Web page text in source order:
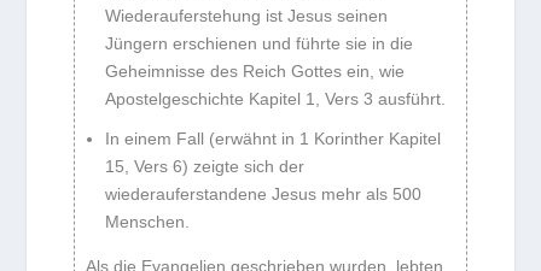
Wiederauferstehung ist Jesus seinen
Jüngern erschienen und führte sie in die
Geheimnisse des Reich Gottes ein, wie
Apostelgeschichte Kapitel 1, Vers 3 ausführt.
In einem Fall (erwähnt in 1 Korinther Kapitel
15, Vers 6) zeigte sich der
wiederauferstandene Jesus mehr als 500
Menschen.
Als die Evangelien geschrieben wurden, lebten